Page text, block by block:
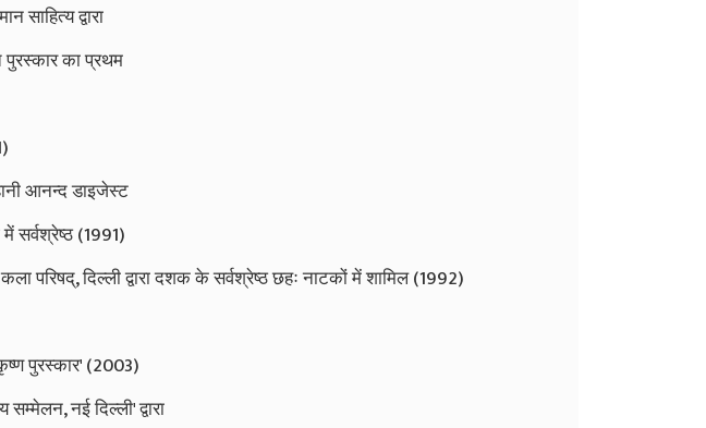
साहित्य द्वारा
का प्रथम
आनन्द डाइजेस्ट
सर्वश्रेष्ठ (1991)
परिषद्‌, दिल्ली द्वारा दशक के सर्वश्रेष्ठ छहः नाटकों में शामिल (1992)
पुरस्कार' (2003)
नई दिल्ली' द्वारा